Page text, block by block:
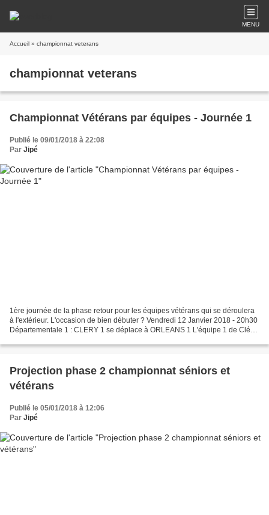
MENU
Accueil » championnat veterans
championnat veterans
Championnat Vétérans par équipes - Journée 1
Publié le 09/01/2018 à 22:08
Par Jipé
1ère journée de la phase retour pour les équipes vétérans qui se déroulera
à l'extérieur. L'occasion de bien débuter ? Vendredi 12 Janvier 2018 - 20h30
Départementale 1 : CLERY 1 se déplace à ORLEANS 1 L'équipe 1 de Cléry
Projection phase 2 championnat séniors et
vétérans
Publié le 05/01/2018 à 12:06
Par Jipé